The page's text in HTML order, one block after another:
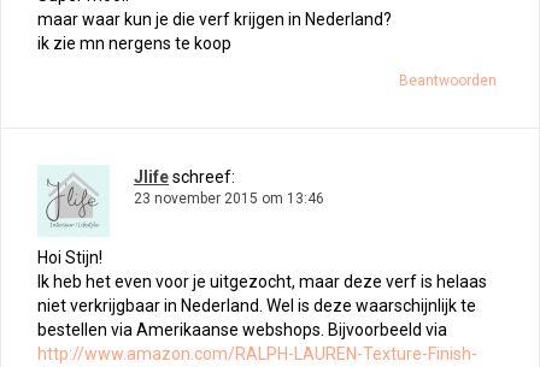
maar waar kun je die verf krijgen in Nederland?
ik zie mn nergens te koop
Beantwoorden
Jlifeschreef:
23 november 2015 om 13:46
Hoi Stijn!
Ik heb het even voor je uitgezocht, maar deze verf is helaas
niet verkrijgbaar in Nederland. Wel is deze waarschijnlijk te
bestellen via Amerikaanse webshops. Bijvoorbeeld via
http://www.amazon.com/RALPH-LAUREN-Texture-Finish-